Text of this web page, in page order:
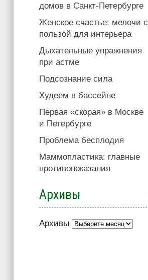
домов в Санкт-Петербурге
Женское счастье: мелочи с
пользой для интерьера
Дыхательные упражнения
при астме
Подсознание сила
Худеем в бассейне
Первая «скорая» в Москве
и Петербурге
Проблема бесплодия
Маммопластика: главные
противопоказания
Архивы
Архивы